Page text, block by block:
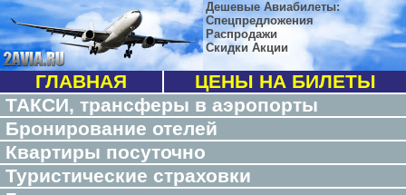
Дешевые Авиабилеты:
Спецпредложения
Распродажи
Скидки Акции
ГЛАВНАЯ
ЦЕНЫ НА БИЛЕТЫ
ТАКСИ, трансферы в аэропорты
Бронирование отелей
Квартиры посуточно
Туристические страховки